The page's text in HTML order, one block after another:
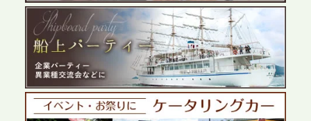
なサービスで各種イベント・懇親会をサポート
2026.5.27
プレスリリースのご案内｜ケータリングのセカンド
テーブル、千葉本社を新設。幕張・舞浜の大型イベ
ントから主要都市の社内懇親会まで、現地拠点を活
かしたスムーズな対応を展開